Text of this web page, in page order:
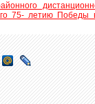
75- летию Победы